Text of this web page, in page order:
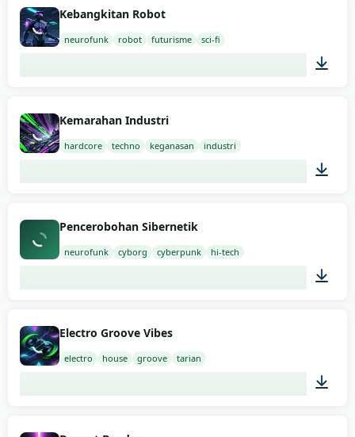
Kebangkitan Robot
neurofunk robot futurisme sci-fi
Kemarahan Industri
hardcore techno keganasan industri
Pencerobohan Sibernetik
neurofunk cyborg cyberpunk hi-tech
Electro Groove Vibes
electro house groove tarian